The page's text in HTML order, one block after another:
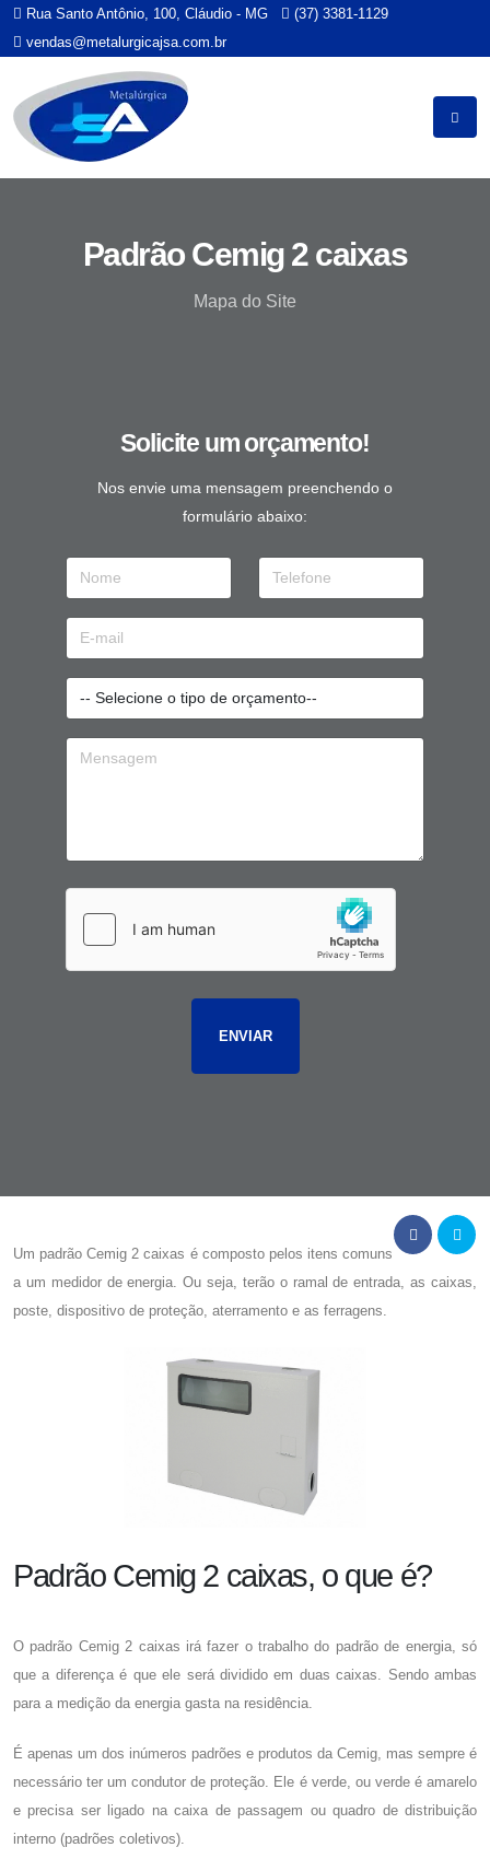
Rua Santo Antônio, 100, Cláudio - MG
(37) 3381-1129
vendas@metalurgicajsa.com.br
Padrão Cemig 2 caixas
Mapa do Site
Solicite um orçamento!
Nos envie uma mensagem preenchendo o
formulário abaixo:
Um padrão Cemig 2 caixas é composto pelos itens comuns
a um medidor de energia. Ou seja, terão o ramal de entrada, as caixas,
poste, dispositivo de proteção, aterramento e as ferragens.
Padrão Cemig 2 caixas, o que é?
O padrão Cemig 2 caixas irá fazer o trabalho do padrão de energia, só
que a diferença é que ele será dividido em duas caixas. Sendo ambas
para a medição da energia gasta na residência.
É apenas um dos inúmeros padrões e produtos da Cemig, mas sempre é
necessário ter um condutor de proteção. Ele é verde, ou verde é amarelo
e precisa ser ligado na caixa de passagem ou quadro de distribuição
interno (padrões coletivos).